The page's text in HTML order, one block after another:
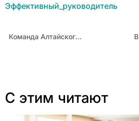
Эффективный_руководитель
Команда Алтайского края принимает участие в финале Всероссийского конкурса «Методическая команда года»
С этим читают